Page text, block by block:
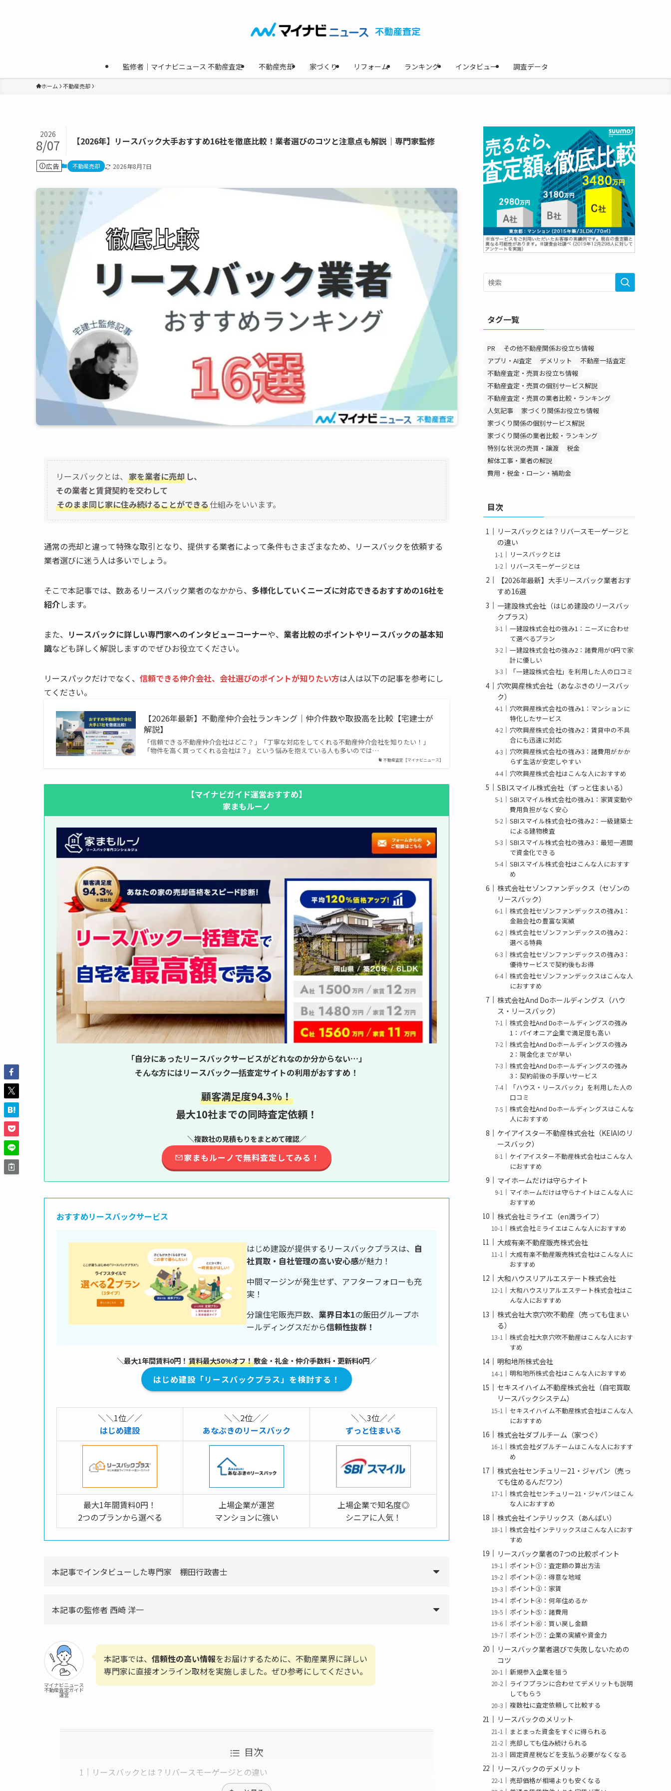
監修者｜マイナビニュース 不動産査定 不動産売却 家づくり リフォーム ランキング インタビュー 調査データ
ホーム 不動産売却
【2026年】リースバック大手おすすめ16社を徹底比較！業者選びのコツと注意点も解説｜専門家監修
2026
8/07
広告 不動産売却 2026年8月7日
リースバックとは、 家を業者に売却 し、
その業者と賃貸契約を交わして
そのまま同じ家に住み続けることができる仕組みをいいます。
通常の売却と違って特殊な取引となり、提供する業者によって条件もさまざまなため、リースバックを依頼する
業者選びに迷う人は多いでしょう。
そこで本記事では、数あるリースバック業者のなかから、 多様化していくニーズに対応できるおすすめの16社を
紹介します。
また、 リースバックに詳しい専門家へのインタビューコーナーや、 業者比較のポイントやリースバックの基本知
識なども詳しく解説しますのでぜひお役立てください。
リースパックだけでなく、 信頼できる仲介会社、会社選びのポイントが知りたい方は人は以下の記事を参考にし
てください。
不動産査定【マイナビニュース】
【2026年最新】不動産仲介会社ランキング｜仲介件数や取扱高を比較【宅建士が
解説】
「信頼できる不動産仲介会社はどこ？」「丁寧な対応をしてくれる不動産仲介会社を知りたい！」
「物件を高く買ってくれる会社は？」 という悩みを抱えている人も多いのでは…
【マイナビガイド運営おすすめ】
家まもルーノ
「自分にあったリースバックサービスがどれなのか分からない…」
そんな方にはリースバック一括査定サイトの利用がおすすめ！
顧客満足度94.3％！
最大10社までの同時査定依頼！
＼複数社の見積もりをまとめて確認／
家まもルーノで無料査定してみる！
おすすめリースバックサービス
はじめ建設が提供するリースバックプラスは、 自
社買取・自社管理の高い安心感が魅力！
中間マージンが発生せず、アフターフォローも充
実！
分譲住宅販売戸数、 業界日本1の飯田グループホ
ールディングスだから信頼性抜群！
＼最大1年間賃料0円！ 賃料最大50%オフ！敷金・礼金・仲介手数料・更新料0円／
はじめ建設「リースバックプラス」を検討する！
＼＼1位／／
はじめ建設
＼＼2位／／
あなぶきのリースバック
＼＼3位／／
ずっと住まいる
最大1年間賃料0円！
2つのプランから選べる
上場企業が運営
マンションに強い
上場企業で知名度◎
シニアに人気！
本記事でインタビューした専門家 棚田行政書士
本記事の監修者 西崎 洋一
マイナビニュース
不動産査定ガイド
運営
本記事では、 信頼性の高い情報をお届けするために、不動産業界に詳しい
専門家に直接オンライン取材を実施しました。ぜひ参考にしてください。
目次
リースバックとは？リバースモーゲージとの違い
タグ一覧
PR
その他不動産関係お役立ち情報
アプリ・AI査定
デメリット
不動産一括査定
不動産査定・売買お役立ち情報
不動産査定・売買の個別サービス解説
不動産査定・売買の業者比較・ランキング
人気記事
家づくり関係お役立ち情報
家づくり関係の個別サービス解説
家づくり関係の業者比較・ランキング
特別な状況の売買・譲渡
税金
解体工事・業者の解説
費用・税金・ローン・補助金
目次
リースバックとは？リバースモーゲージと
の違い
リースバックとは
リバースモーゲージとは
【2026年最新】大手リースバック業者おす
すめ16選
一建設株式会社（はじめ建設のリースバッ
クプラス）
一建設株式会社の強み1：ニーズに合わせ
て選べるプラン
一建設株式会社の強み2：諸費用が0円で家
計に優しい
「一建設株式会社」を利用した人の口コミ
穴吹興産株式会社（あなぶきのリースバッ
ク）
穴吹興産株式会社の強み1：マンションに
特化したサービス
穴吹興産株式会社の強み2：賃貸中の不具
合にも迅速に対応
穴吹興産株式会社の強み3：諸費用がかか
らず生活が安定しやすい
穴吹興産株式会社はこんな人におすすめ
SBIスマイル株式会社（ずっと住まいる）
SBIスマイル株式会社の強み1：家賃変動や
費用負担がなく安心
SBIスマイル株式会社の強み2：一級建築士
による建物検査
SBIスマイル株式会社の強み3：最短一週間
で資金化できる
SBIスマイル株式会社はこんな人におすす
め
株式会社セゾンファンデックス（セゾンの
リースバック）
株式会社セゾンファンデックスの強み1：
金融会社の豊富な実績
株式会社セゾンファンデックスの強み2：
選べる特典
株式会社セゾンファンデックスの強み3：
優待サービスで契約後もお得
株式会社セゾンファンデックスはこんな人
におすすめ
株式会社And Doホールディングス（ハウ
ス・リースバック）
株式会社And Doホールディングスの強み
1：パイオニア企業で満足度も高い
株式会社And Doホールディングスの強み
2：現金化までが早い
株式会社And Doホールディングスの強み
3：契約前後の手厚いサービス
「ハウス・リースバック」を利用した人の
口コミ
株式会社And Doホールディングスはこんな
人におすすめ
ケイアイスター不動産株式会社（KEIAIのリ
ースバック）
ケイアイスター不動産株式会社はこんな人
におすすめ
マイホームだけは守らナイト
マイホームだけは守らナイトはこんな人に
おすすめ
株式会社ミライエ（en満ライフ）
株式会社ミライエはこんな人におすすめ
大成有楽不動産販売株式会社
大成有楽不動産販売株式会社はこんな人に
おすすめ
大和ハウスリアルエステート株式会社
大和ハウスリアルエステート株式会社はこ
んな人におすすめ
株式会社大京穴吹不動産（売っても住まい
る）
株式会社大京穴吹不動産はこんな人におす
すめ
明和地所株式会社
明和地所株式会社はこんな人におすすめ
セキスイハイム不動産株式会社（自宅買取
リースバックシステム）
セキスイハイム不動産株式会社はこんな人
におすすめ
株式会社ダブルチーム（家つぐ）
株式会社ダブルチームはこんな人におすす
め
株式会社センチュリー21・ジャパン（売っ
ても住めるんだワン）
株式会社センチュリー21・ジャパンはこん
な人におすすめ
株式会社インテリックス（あんばい）
株式会社インテリックスはこんな人におす
すめ
リースバック業者の7つの比較ポイント
ポイント①：査定額の算出方法
ポイント②：得意な地域
ポイント③：家賃
ポイント④：何年住めるか
ポイント⑤：諸費用
ポイント⑥：買い戻し金額
ポイント⑦：企業の実績や資金力
リースバック業者選びで失敗しないための
コツ
新規参入企業を狙う
ライフプランに合わせてデメリットも説明
してもらう
複数社に査定依頼して比較する
リースバックのメリット
まとまった資金をすぐに得られる
売却しても住み続けられる
固定資産税などを支払う必要がなくなる
リースバックのデメリット
売却価格が相場よりも安くなる